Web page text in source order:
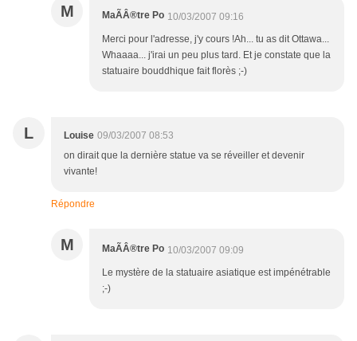
M MaÃÂ®tre Po 10/03/2007 09:16
Merci pour l'adresse, j'y cours !Ah... tu as dit Ottawa...
Whaaaa... j'irai un peu plus tard. Et je constate que la
statuaire bouddhique fait florès ;-)
L Louise 09/03/2007 08:53
on dirait que la dernière statue va se réveiller et devenir
vivante!
Répondre
M MaÃÂ®tre Po 10/03/2007 09:09
Le mystère de la statuaire asiatique est impénétrable
;-)